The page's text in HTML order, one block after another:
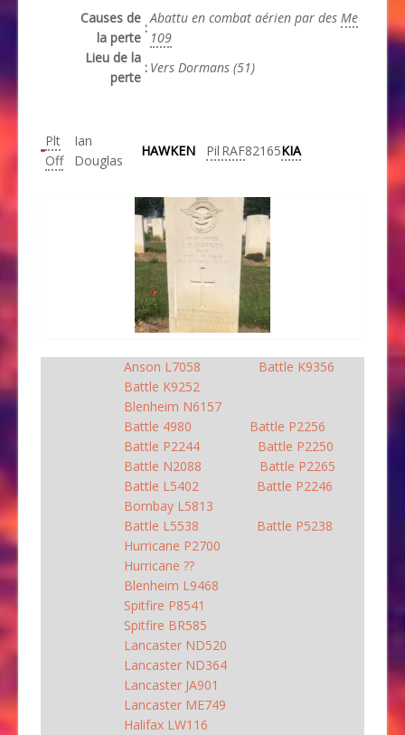
Causes de
la perte
:
Abattu en combat aérien par des Me
109
Lieu de la
perte
: Vers Dormans (51)
Plt
Off
Ian
Douglas
HAWKEN Pil RAF82165KIA
Anson L7058
Battle K9356
Battle K9252
Blenheim N6157
Battle 4980
Battle P2256
Battle P2244
Battle P2250
Battle N2088
Battle P2265
Battle L5402
Battle P2246
Bombay L5813
Battle L5538
Battle P5238
Hurricane P2700
Hurricane ??
Blenheim L9468
Spitfire P8541
Spitfire BR585
Lancaster ND520
Lancaster ND364
Lancaster JA901
Lancaster ME749
Halifax LW116